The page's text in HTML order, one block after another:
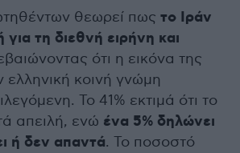
θεωρεί πως το Ιράν
για τη διεθνή ειρήνη και
ότι η εικόνα της
ελληνική κοινή γνώμη
Το 41% εκτιμά ότι το
απειλή, ενώ ένα 5% δηλώνει
ή δεν απαντά. Το ποσοστό